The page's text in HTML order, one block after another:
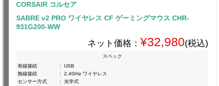
CORSAIR コルセア
SABRE v2 PRO ワイヤレス CF ゲーミングマウス CHR-
931G200-WW
ネット価格： ¥32,980(税込)
スペック
有線接続
:
USB
無線接続
:
2.4GHz ワイヤレス
センサー方式
:
光学式